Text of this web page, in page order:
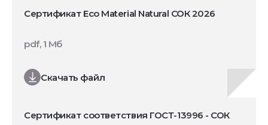
Сертификат Eco Material Natural СОК 2026
Скачать файл
pdf, 1 Мб
Сертификат соответствия ГОСТ-13996 - СОК